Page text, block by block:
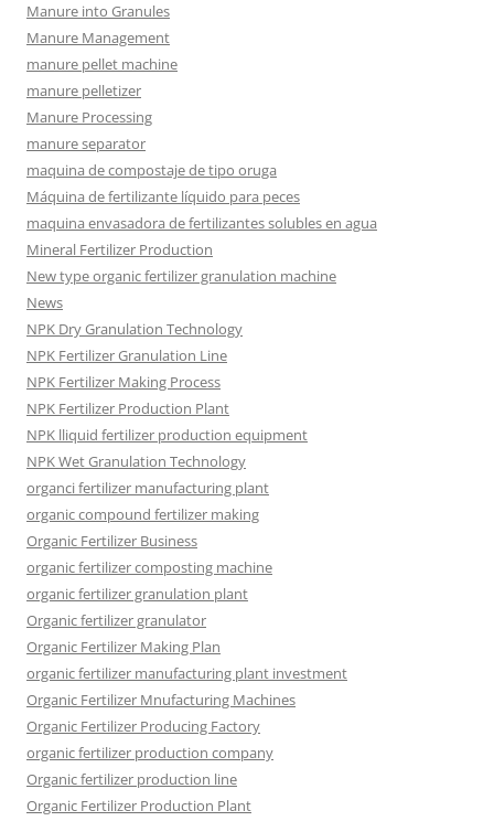
Manure into Granules
Manure Management
manure pellet machine
manure pelletizer
Manure Processing
manure separator
maquina de compostaje de tipo oruga
Máquina de fertilizante líquido para peces
maquina envasadora de fertilizantes solubles en agua
Mineral Fertilizer Production
New type organic fertilizer granulation machine
News
NPK Dry Granulation Technology
NPK Fertilizer Granulation Line
NPK Fertilizer Making Process
NPK Fertilizer Production Plant
NPK lliquid fertilizer production equipment
NPK Wet Granulation Technology
organci fertilizer manufacturing plant
organic compound fertilizer making
Organic Fertilizer Business
organic fertilizer composting machine
organic fertilizer granulation plant
Organic fertilizer granulator
Organic Fertilizer Making Plan
organic fertilizer manufacturing plant investment
Organic Fertilizer Mnufacturing Machines
Organic Fertilizer Producing Factory
organic fertilizer production company
Organic fertilizer production line
Organic Fertilizer Production Plant